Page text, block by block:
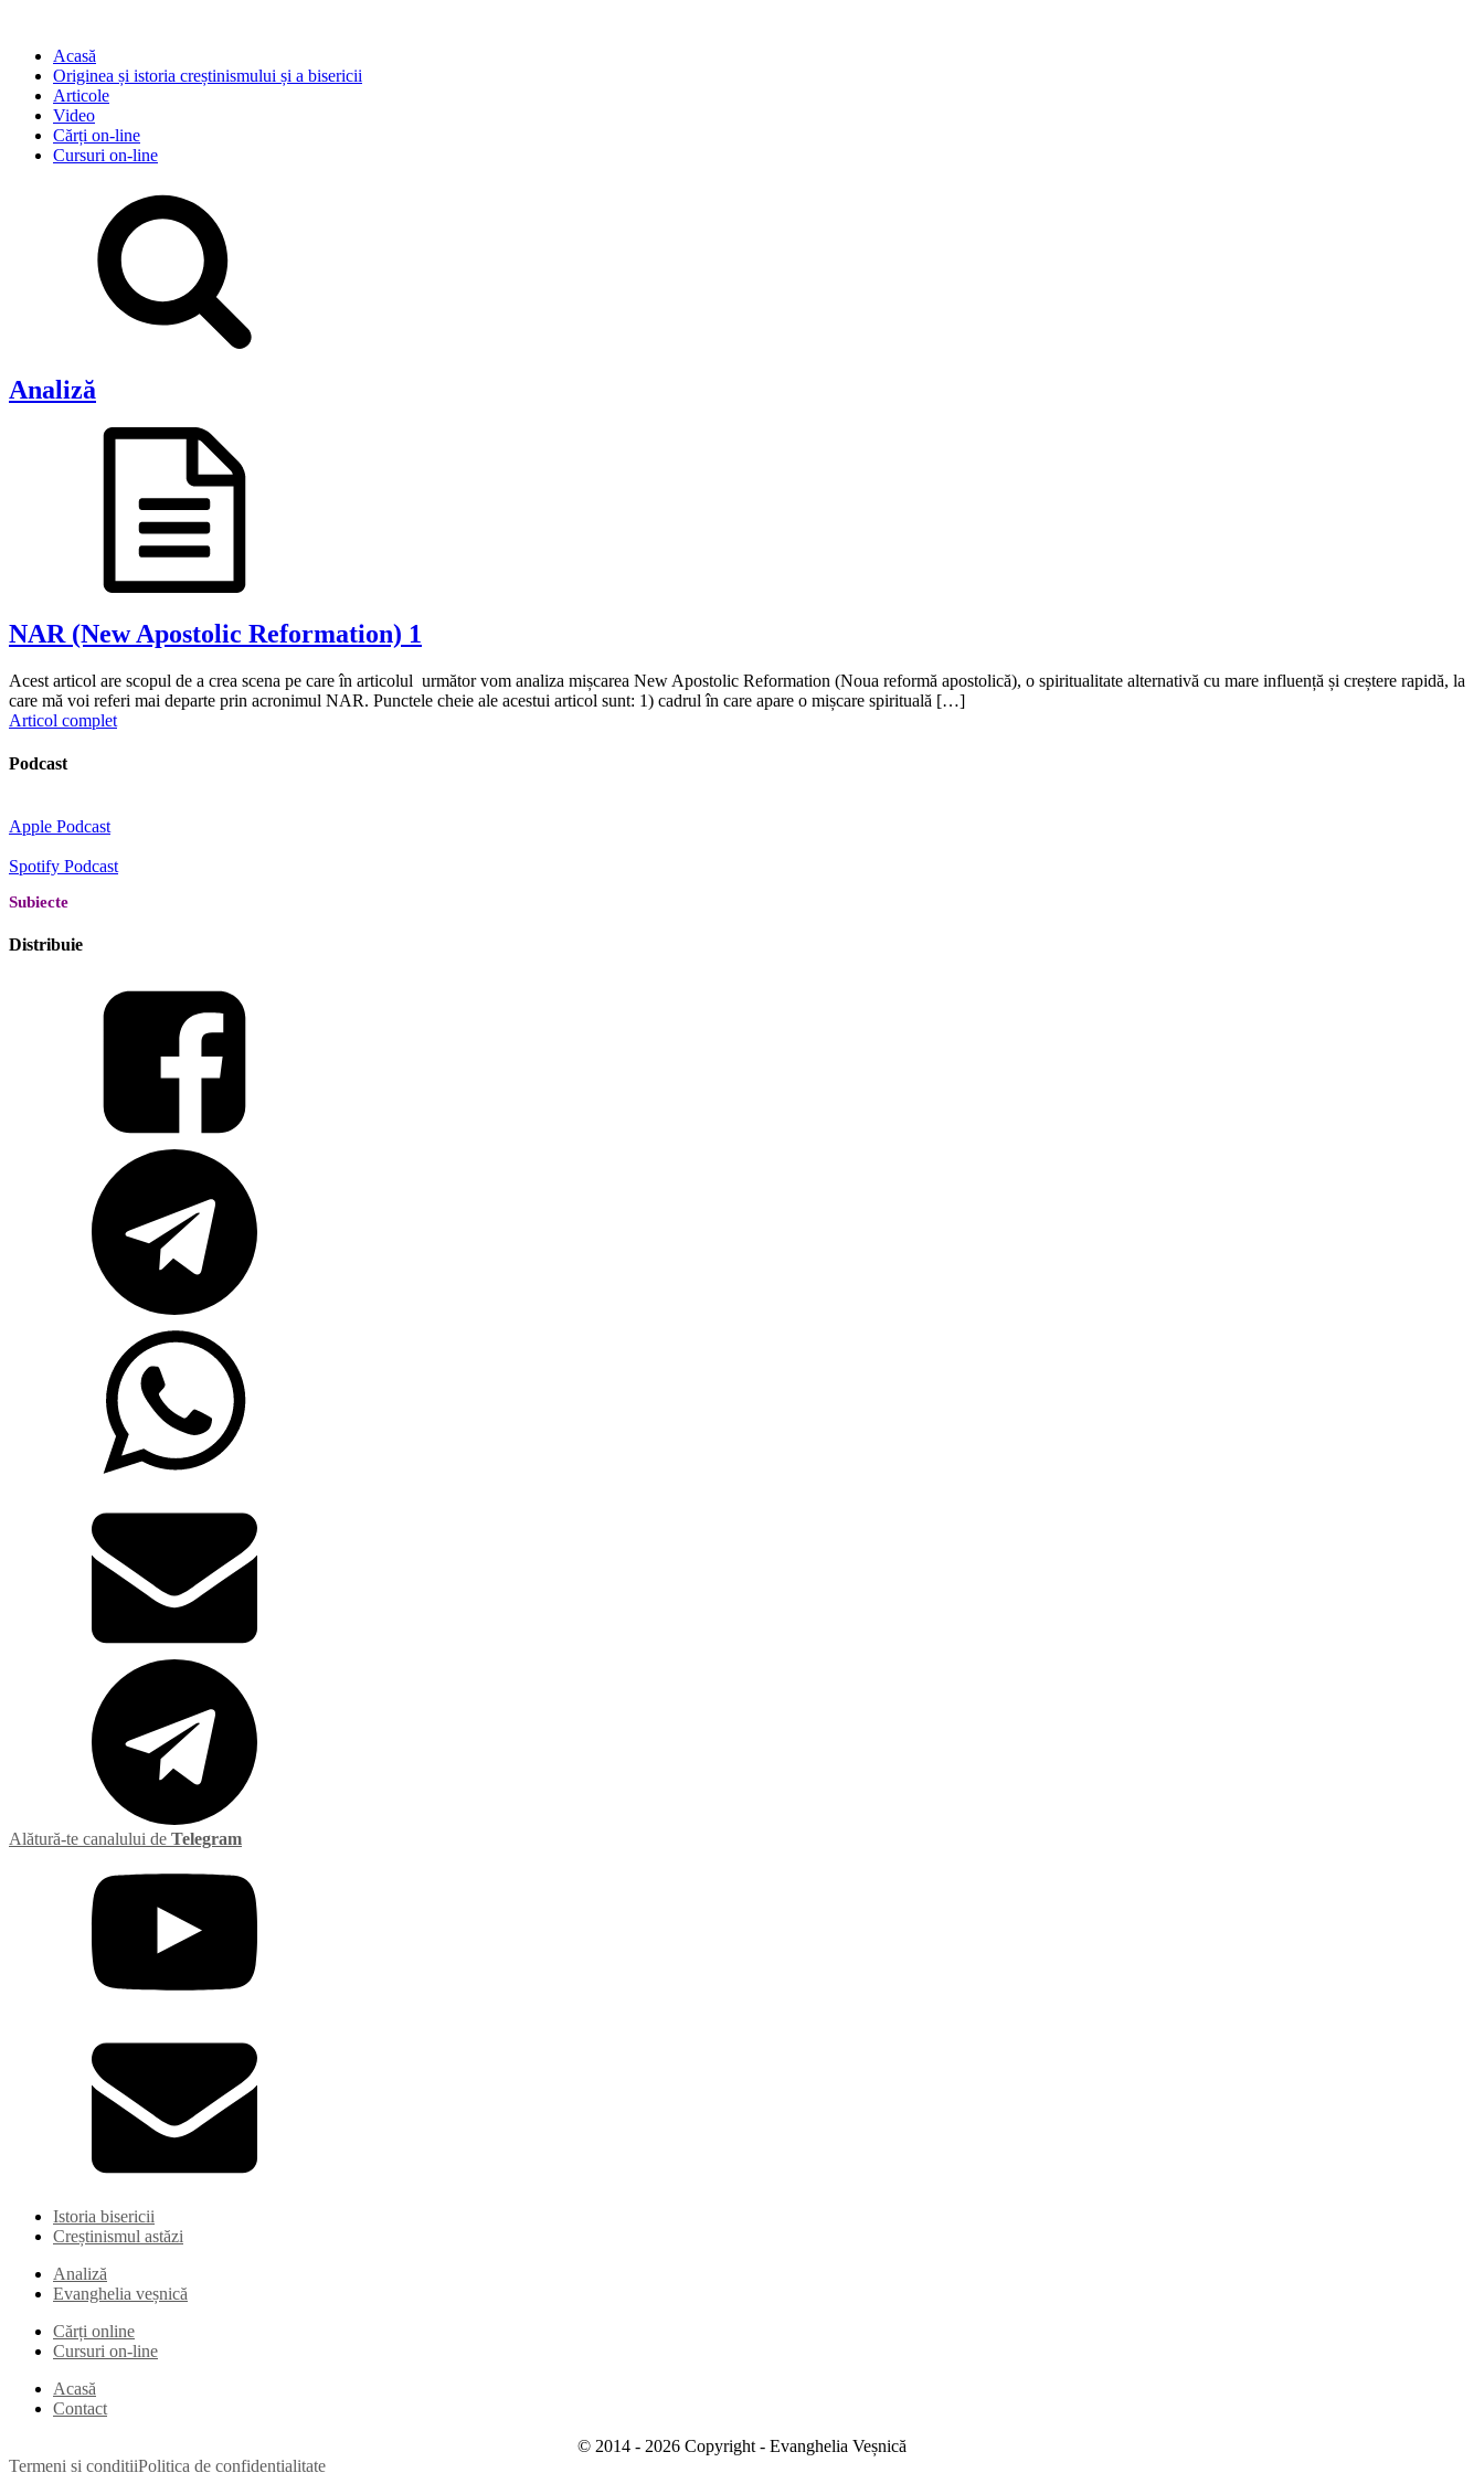
Acasă
Originea și istoria creștinismului și a bisericii
Articole
Video
Cărți on-line
Cursuri on-line
Analiză
NAR (New Apostolic Reformation) 1
Acest articol are scopul de a crea scena pe care în articolul următor vom analiza mișcarea New Apostolic Reformation (Noua reformă apostolică), o spiritualitate alternativă cu mare influență și creștere rapidă, la
care mă voi referi mai departe prin acronimul NAR. Punctele cheie ale acestui articol sunt: 1) cadrul în care apare o mișcare spirituală […]
Articol complet
Podcast
Apple Podcast
Spotify Podcast
Subiecte
Distribuie
Alătură-te canalului de Telegram
Istoria bisericii
Creștinismul astăzi
Analiză
Evanghelia veșnică
Cărți online
Cursuri on-line
Acasă
Contact
© 2014 - 2026 Copyright - Evanghelia Veșnică
Termeni și condițiiPolitica de confidențialitate